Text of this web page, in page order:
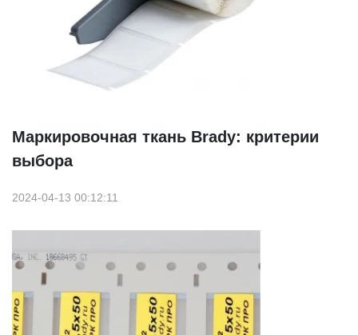
Маркировочная ткань Brady: критерии
выбора
2024-04-13 00:12:11